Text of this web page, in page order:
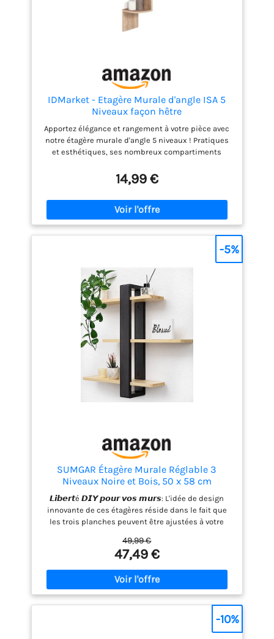
IDMarket - Etagère Murale d'angle ISA 5
Niveaux façon hêtre
Apportez élégance et rangement à votre pièce avec
notre étagère murale d'angle 5 niveaux ! Pratiques
et esthétiques, ses nombreux compartiments
l'étagère verticale ISA façon hêtre pour habiller
votre mur selon vos envies ! L'étagère murale
d'angle convient à une chambre comme à un salon.
Fixez l'étagère ISA 5 niveaux grâce à son kit de
fixation inclus, qui reste très discret !
14,99 €
SUMGAR Étagère Murale Réglable 3
Niveaux Noire et Bois, 50 x 58 cm
𝙇𝙞𝙗𝙚𝙧𝙩é 𝘿𝙄𝙔 𝙥𝙤𝙪𝙧 𝙫𝙤𝙨 𝙢𝙪𝙧𝙨: L'idée de design
innovante de ces étagères réside dans le fait que
les trois planches peuvent être ajustées à votre
alignées de manière ordonnée ou disposées en
quinconce, vous pouvez créer une œuvre d'art
murale unique qui s'harmonise avec le style de
votre maison 𝘽𝙤𝙞𝙨 𝙙𝙚 𝙥𝙞𝙣 𝙣𝙖𝙩𝙪𝙧𝙚𝙡, 𝙧𝙤𝙗𝙪𝙨𝙩𝙚 𝙚𝙩
𝙙𝙪𝙧𝙖𝙗𝙡𝙚: Fabriquée en bois de pin massif, cette
étagère suspendue offre une structure solide et
une grande capacité de charge. Adaptée à un usage
quotidien, elle conserve sa forme et sa qualité au fil
49,99 €
47,49 €
-5%
-10%